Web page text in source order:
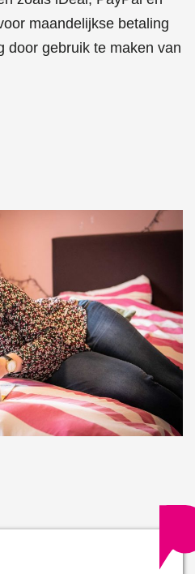
maandelijkse betaling
door gebruik te maken van